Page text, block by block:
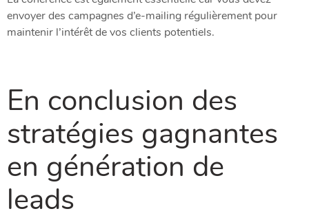
envoyer des campagnes d’e-mailing régulièrement pour
maintenir l’intérêt de vos clients potentiels.
En conclusion des
stratégies gagnantes
en génération de
leads